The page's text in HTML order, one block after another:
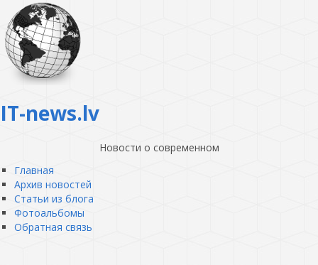
IT-news.lv
Новости о современном
Главная
Архив новостей
Статьи из блога
Фотоальбомы
Обратная связь